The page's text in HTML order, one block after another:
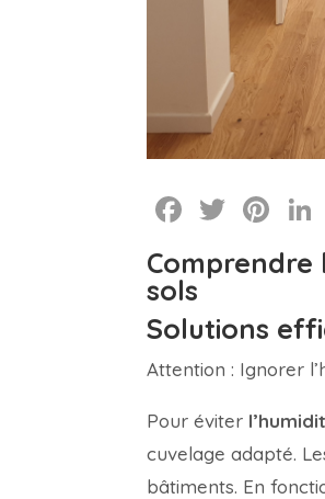
Comprendre
sols
Solutions
Attention : Ignorer
Pour éviter
cuvelage adapté.
bâtiments. En